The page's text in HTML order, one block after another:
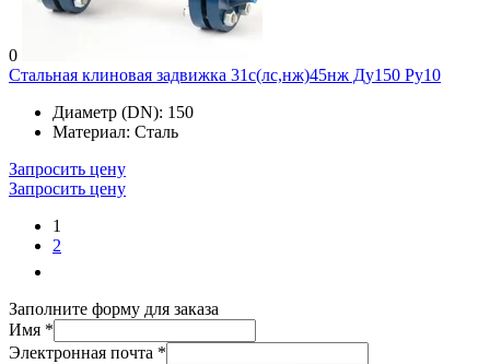
0
Стальная клиновая задвижка 31с(лс,нж)45нж Ду150 Ру10
Диаметр (DN): 150
Материал: Сталь
Запросить цену
Запросить цену
1
2
Заполните форму для заказа
Имя *
Электронная почта *